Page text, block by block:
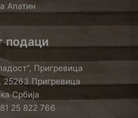
Апатин
подаци
Пригревица
25263 Пригревица
Србија
25 822 766